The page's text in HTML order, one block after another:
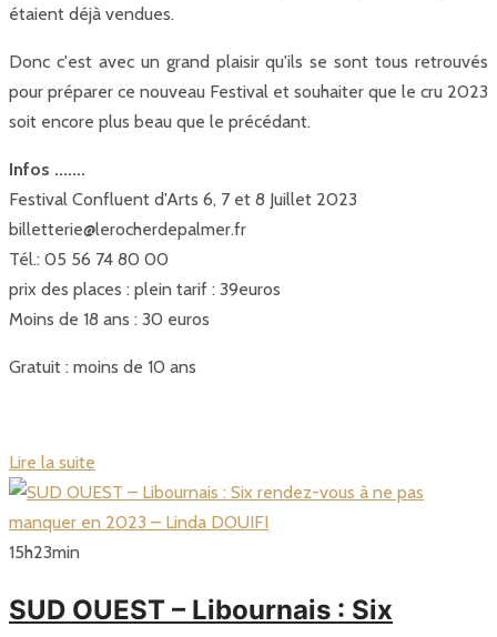
étaient déjà vendues.
Donc c'est avec un grand plaisir qu'ils se sont tous retrouvés
pour préparer ce nouveau Festival et souhaiter que le cru 2023
soit encore plus beau que le précédant.
Infos .......
Festival Confluent d'Arts 6, 7 et 8 Juillet 2023
billetterie@lerocherdepalmer.fr
Tél.: 05 56 74 80 00
prix des places : plein tarif : 39euros
Moins de 18 ans : 30 euros
Gratuit : moins de 10 ans
Lire la suite
15h23min
SUD OUEST – Libournais : Six